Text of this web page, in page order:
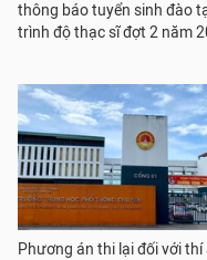
thông báo tuyển sinh đào
trình độ thạc sĩ đợt 2 năm
Phương án thi lại đối với thí